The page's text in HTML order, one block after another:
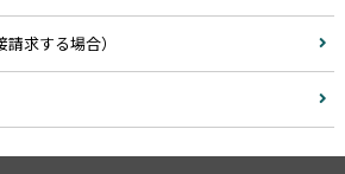
求する場合）